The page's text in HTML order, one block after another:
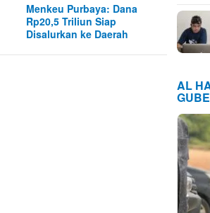
Menkeu Purbaya: Dana
Rp20,5 Triliun Siap
Disalurkan ke Daerah
AL